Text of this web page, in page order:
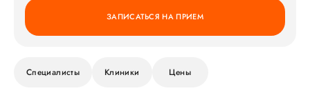
ЗАПИСАТЬСЯ НА ПРИЕМ
Специалисты Клиники Цены